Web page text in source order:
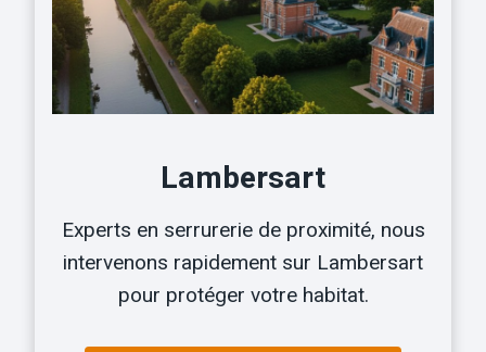
Lambersart
Experts en serrurerie de proximité, nous
intervenons rapidement sur Lambersart
pour protéger votre habitat.